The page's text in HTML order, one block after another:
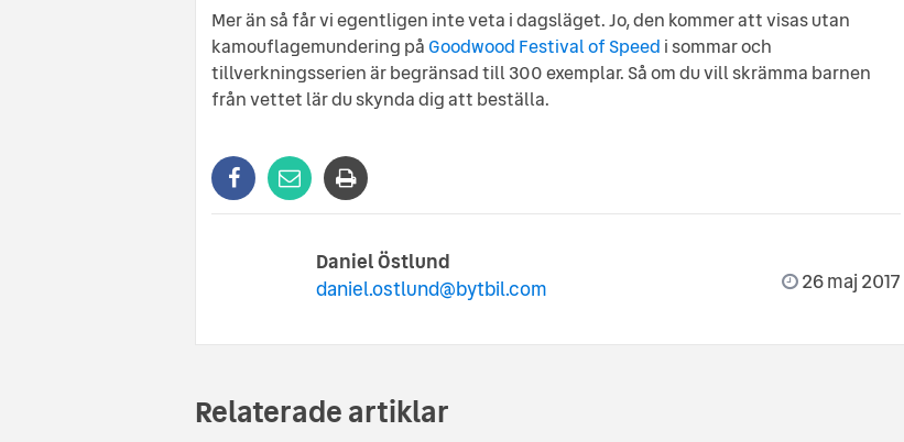
Mer än så får vi egentligen inte veta i dagsläget. Jo, den kommer att visas utan
kamouflagemundering på Goodwood Festival of Speed i sommar och
tillverkningsserien är begränsad till 300 exemplar. Så om du vill skrämma barnen
från vettet lär du skynda dig att beställa.
Daniel Östlund
daniel.ostlund@bytbil.com
26 maj 2017
Relaterade artiklar